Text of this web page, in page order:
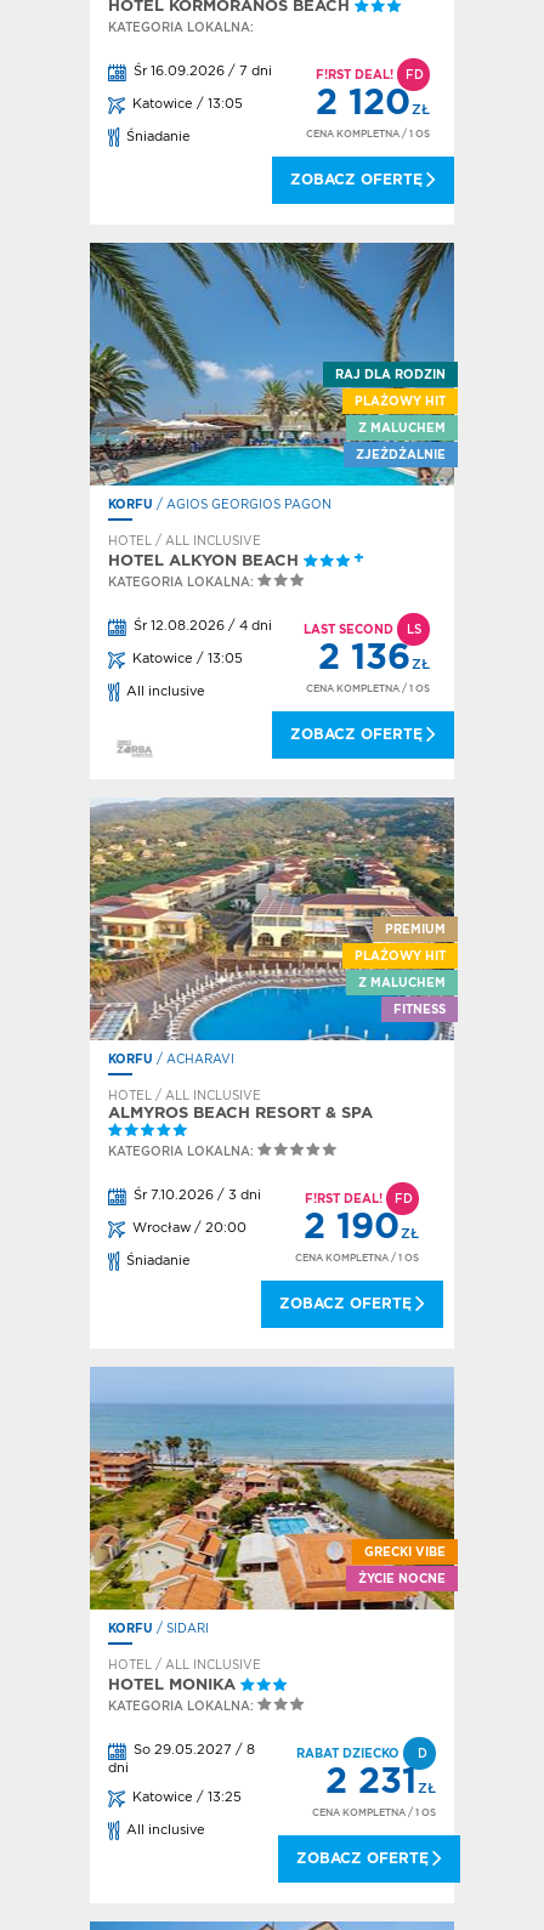
HOTEL KORMORANOS BEACH
KATEGORIA LOKALNA:
Śr 16.09.2026 / 7 dni
Katowice / 13:05
Śniadanie
F!RST DEAL! FD
2 120ZŁ
CENA KOMPLETNA / 1 OS
ZOBACZ OFERTĘ
RAJ DLA RODZIN
PLAŻOWY HIT
Z MALUCHEM
ZJEŻDŻALNIE
KORFU / AGIOS GEORGIOS PAGON
HOTEL / ALL INCLUSIVE
HOTEL ALKYON BEACH
KATEGORIA LOKALNA:
Śr 12.08.2026 / 4 dni
Katowice / 13:05
All inclusive
LAST SECOND LS
2 136ZŁ
CENA KOMPLETNA / 1 OS
ZOBACZ OFERTĘ
PREMIUM
PLAŻOWY HIT
Z MALUCHEM
FITNESS
KORFU / ACHARAVI
HOTEL / ALL INCLUSIVE
ALMYROS BEACH RESORT & SPA
KATEGORIA LOKALNA:
Śr 7.10.2026 / 3 dni
Wrocław / 20:00
Śniadanie
F!RST DEAL! FD
2 190ZŁ
CENA KOMPLETNA / 1 OS
ZOBACZ OFERTĘ
GRECKI VIBE
ŻYCIE NOCNE
KORFU / SIDARI
HOTEL / ALL INCLUSIVE
HOTEL MONIKA
KATEGORIA LOKALNA:
So 29.05.2027 / 8
dni
Katowice / 13:25
All inclusive
RABAT DZIECKO D
2 231 ZŁ
CENA KOMPLETNA / 1 OS
ZOBACZ OFERTĘ